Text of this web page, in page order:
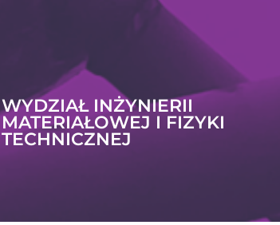
WYDZIAŁ INŻYNIERII
MATERIAŁOWEJ I FIZYKI
TECHNICZNEJ